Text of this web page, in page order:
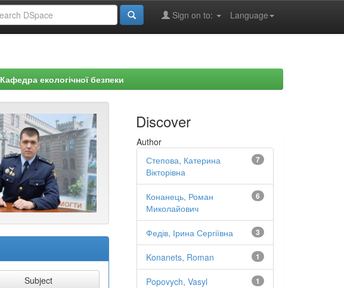
Language
Sign on to:
Кафедра екологічної безпеки
Discover
Author
7
Степова, Катерина
Вікторівна
6
Конанець, Роман
Миколайович
3
Федів, Ірина Сергіївна
1
Konanets, Roman
1
Popovych, Vasyl